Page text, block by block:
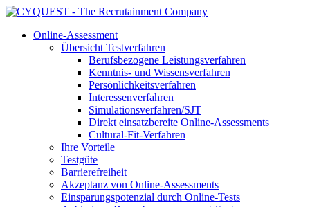
Online-Assessment
Übersicht Testverfahren
Berufsbezogene Leistungsverfahren
Kenntnis- und Wissensverfahren
Persönlichkeitsverfahren
Interessenverfahren
Simulationsverfahren/SJT
Direkt einsatzbereite Online-Assessments
Cultural-Fit-Verfahren
Ihre Vorteile
Testgüte
Barrierefreiheit
Akzeptanz von Online-Assessments
Einsparungspotenzial durch Online-Tests